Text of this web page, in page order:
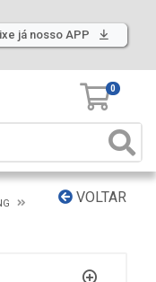
já nosso APP
0
VOLTAR